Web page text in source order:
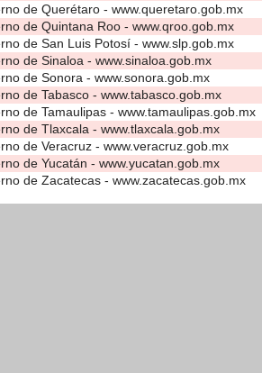
de Querétaro - www.queretaro.gob.mx
de Quintana Roo - www.qroo.gob.mx
de San Luis Potosí - www.slp.gob.mx
de Sinaloa - www.sinaloa.gob.mx
de Sonora - www.sonora.gob.mx
de Tabasco - www.tabasco.gob.mx
de Tamaulipas - www.tamaulipas.gob.mx
de Tlaxcala - www.tlaxcala.gob.mx
de Veracruz - www.veracruz.gob.mx
de Yucatán - www.yucatan.gob.mx
de Zacatecas - www.zacatecas.gob.mx